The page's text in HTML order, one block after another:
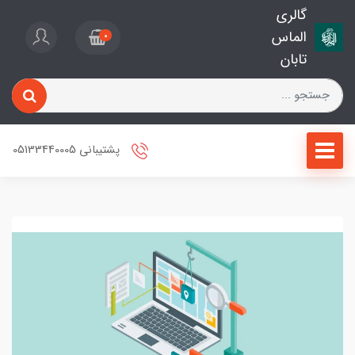
گالری
الماس
تابان
0
پشتیبانی 05133440005